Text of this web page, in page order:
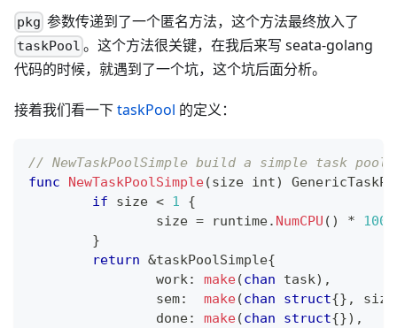
pkg 参数传递到了一个匿名方法，这个方法最终放入了
taskPool 。这个方法很关键，在我后来写 seata-golang
代码的时候，就遇到了一个坑，这个坑后面分析。
接着我们看一下taskPool 的定义：
// NewTaskPoolSimple build a simple task pool
func
NewTaskPoolSimple(size int)
if size < 1
{
		size
= runtime. NumCPU ( ) *
100
}
return &taskPoolSimple{
		work
: make(chan task) ,
		sem
: make(chan struct{} , size
		done
: make(chan struct{}) ,